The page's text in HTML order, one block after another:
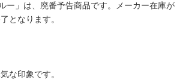
ー」は、廃番予告商品です。メーカー在庫が
となります。
な印象です。